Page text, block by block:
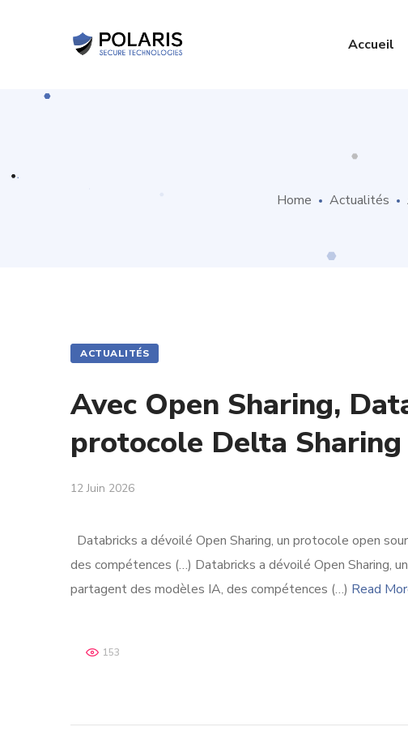
Accueil
Home Actualités
ACTUALITÉS
Avec Open Sharing,
protocole Delta Sharing
12 Juin 2026
Databricks a dévoilé Open Sharing, un protocole open
des compétences (…) Databricks a dévoilé Open Sharing,
partagent des modèles IA, des compétences (…) Read
153